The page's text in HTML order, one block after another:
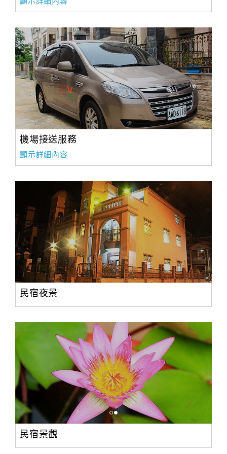
機場接送服務
顯示詳細內容
民宿夜景
民宿景觀